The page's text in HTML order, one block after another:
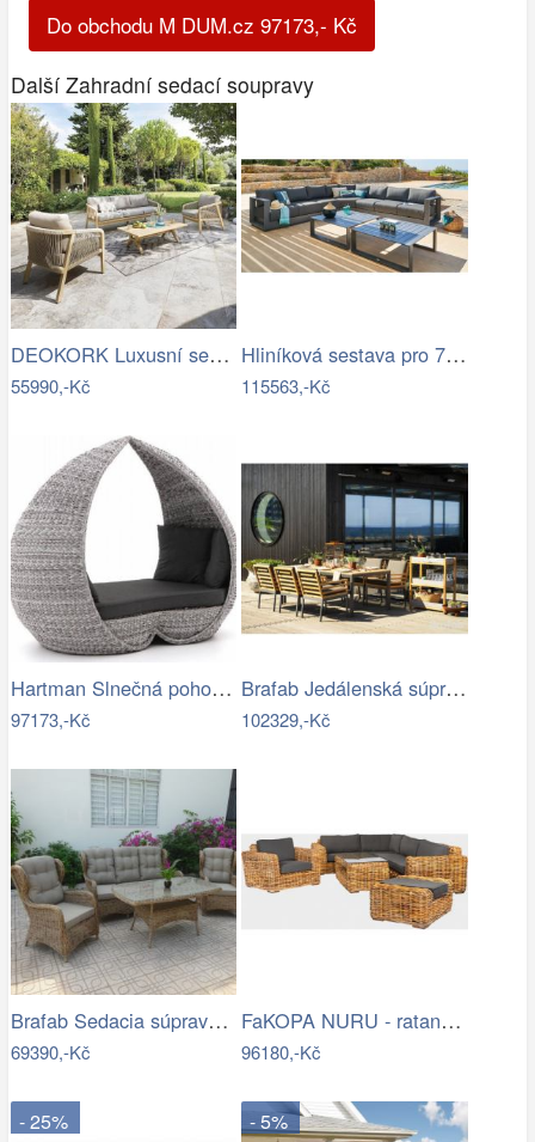
Do obchodu M DUM.cz 97173,- Kč
Další Zahradní sedací soupravy
DEOKORK Luxusní sestava z akácie…
55990,-Kč
Hliníková sestava pro 7 osob MADRID …
115563,-Kč
Hartman Slnečná pohovka COSTA RICA Mdum
97173,-Kč
Brafab Jedálenská súprava ZALONGO Mdum
102329,-Kč
Brafab Sedacia súprava béžová ROSITA -…
69390,-Kč
FaKOPA NURU - ratanová sestava Marina…
96180,-Kč
- 25% - 5%